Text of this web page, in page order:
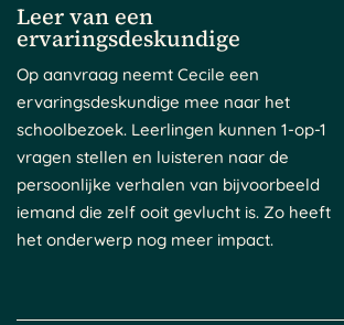
Leer van een
ervaringsdeskundige
Op aanvraag neemt Cecile een
ervaringsdeskundige mee naar het
schoolbezoek. Leerlingen kunnen 1-op-1
vragen stellen en luisteren naar de
persoonlijke verhalen van bijvoorbeeld
iemand die zelf ooit gevlucht is. Zo heeft
het onderwerp nog meer impact.